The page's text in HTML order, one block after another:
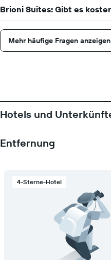
Brioni Suites: Gibt es
Mehr häufige Fragen anzeigen
Hotels und
Entfernung
4-Sterne-Hotel